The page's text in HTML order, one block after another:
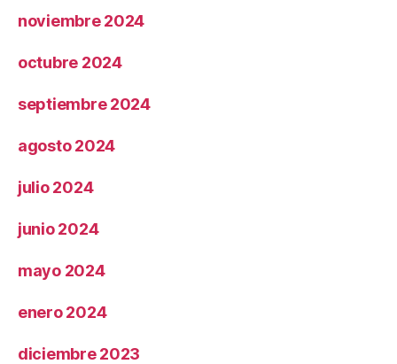
noviembre 2024
octubre 2024
septiembre 2024
agosto 2024
julio 2024
junio 2024
mayo 2024
enero 2024
diciembre 2023